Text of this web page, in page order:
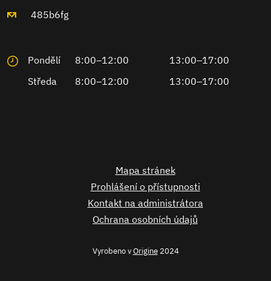
485b6fg
Pondělí 8:00–12:00
13:00–17:00
Středa
8:00–12:00 13:00–17:00
Mapa stránek
Prohlášení o přístupnosti
Kontakt na administrátora
Ochrana osobních údajů
Vyrobeno vOrigine2024